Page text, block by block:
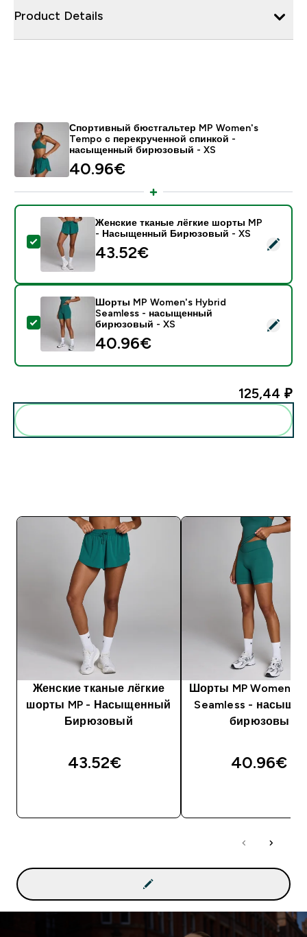
Product Details
Спортивный бюстгальтер MP Women's
Tempo с перекрученной спинкой -
насыщенный бирюзовый - XS
40.96€‎
- Женские тканые лёгкие шорты MP -
Женские тканые лёгкие шорты MP
- Насыщенный Бирюзовый - XS
43.52€‎
- Шорты MP Women's Hybrid Seamless -
Шорты MP Women's Hybrid
Seamless - насыщенный
бирюзовый - XS
40.96€‎
125,44 ₽‎
Женские тканые лёгкие
шорты MP - Насыщенный
Бирюзовый
43.52€‎
Шорты MP Women's
Seamless -
бирюзовый
40.96€‎